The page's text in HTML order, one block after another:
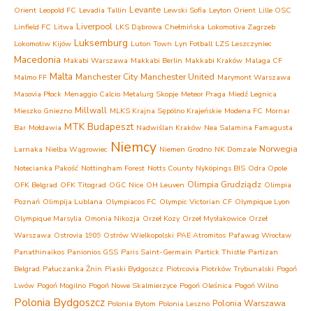
Orient Leopold FC Levadia Tallin Levante Lewski Sofia Leyton Orient Lille OSC
Linfield FC Litwa Liverpool LKS Dąbrowa Chełmińska Lokomotiva Zagrzeb
Lokomotiw Kijów Luksemburg Luton Town Lyn Fotball LZS Leszczyniec
Macedonia Makabi Warszawa Makkabi Berlin Makkabi Kraków Malaga CF
Malmo FF Malta Manchester City Manchester United Marymont Warszawa
Masovia Płock Menaggio Calcio Metalurg Skopje Meteor Praga Miedź Legnica
Mieszko Gniezno Millwall MLKS Krajna Sępólno Krajeńskie Modena FC Mornar
Bar Mołdawia MTK Budapeszt Nadwiślan Kraków Nea Salamina Famagusta
Larnaka Nielba Wągrowiec Niemcy Niemen Grodno NK Domzale Norwegia
Notecianka Pakość Nottingham Forest Notts County Nyköpings BIS Odra Opole
OFK Belgrad OFK Titograd OGC Nice OH Leuven Olimpia Grudziądz Olimpia
Poznań Olimpija Lublana Olympiacos FC Olympic Victorian CF Olympique Lyon
Olympique Marsylia Omonia Nikozja Orzeł Kozy Orzeł Mysłakowice Orzeł
Warszawa Ostrovia 1909 Ostrów Wielkopolski PAE Atromitos Pafawag Wrocław
Panathinaikos Panionios GSS Paris Saint-Germain Partick Thistle Partizan
Belgrad Pałuczanka Żnin Piaski Bydgoszcz Piotrcovia Piotrków Trybunalski Pogoń
Lwów Pogoń Mogilno Pogoń Nowe Skalmierzyce Pogoń Oleśnica Pogoń Wilno
Polonia Bydgoszcz Polonia Bytom Polonia Leszno Polonia Warszawa